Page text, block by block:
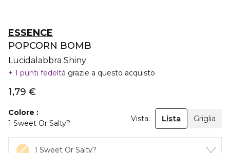
ESSENCE
POPCORN BOMB
Lucidalabbra Shiny
1 punti fedeltà grazie a questo acquisto
1,79 €
Colore
1 Sweet Or Salty?
Vista: Lista Griglia
1 Sweet Or Salty?